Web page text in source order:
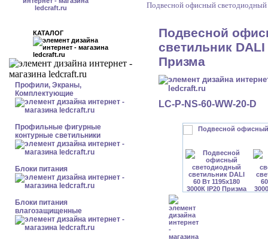
КАТАЛОГ
Профили, Экраны,
Комплектующие
Профильные фигурные
контурные светильники
Блоки питания
Блоки питания
влагозащищенные
Подвесной офисный
Подвесной
светильник
Призма
LC-P-NS-60-WW-20-D